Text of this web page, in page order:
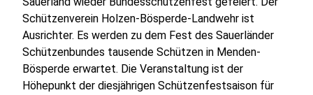
Schützenverein Holzen-Bösperde-Landwehr ist
Ausrichter. Es werden zu dem Fest des Sauerländer
Schützenbundes tausende Schützen in Menden-
Bösperde erwartet. Die Veranstaltung ist der
Höhepunkt der diesjährigen Schützenfestsaison für